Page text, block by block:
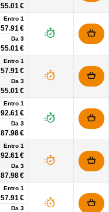
55.01 €
Entro 1
57.91 €
Da 3
55.01 €
Entro 1
57.91 €
Da 3
55.01 €
Entro 1
92.61 €
Da 3
87.98 €
Entro 1
92.61 €
Da 3
87.98 €
Entro 1
57.91 €
Da 3